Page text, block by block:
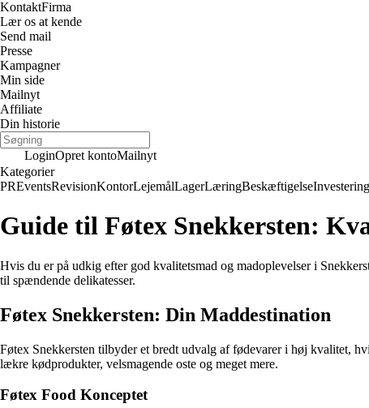
KontaktFirma
Lær os at kende
Send mail
Presse
Kampagner
Min side
Mailnyt
Affiliate
Din historie
LoginOpret kontoMailnyt
Kategorier
PREventsRevisionKontorLejemålLagerLæringBeskæftigelseInvestering
Guide til Føtex Snekkersten:
Hvis du er på udkig efter god kvalitetsmad og madoplevelser i
til spændende delikatesser.
Føtex Snekkersten: Din Maddestination
Føtex Snekkersten tilbyder et bredt udvalg af fødevarer i høj kvalitet,
lækre kødprodukter, velsmagende oste og meget mere.
Føtex Food Konceptet